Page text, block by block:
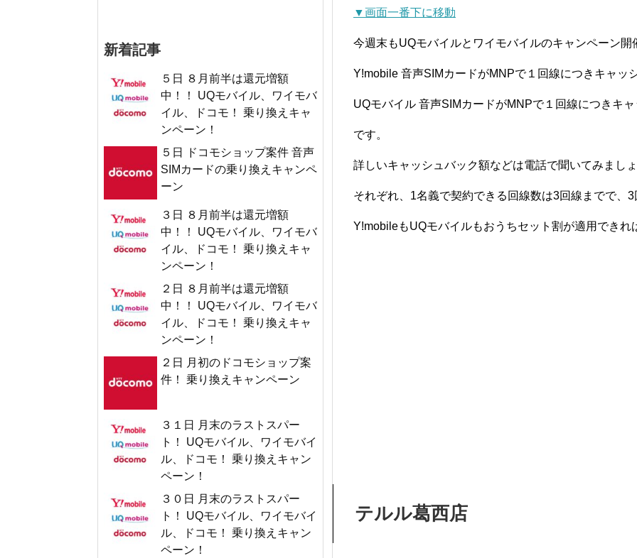
▼画面一番下に移動
今週末もUQモバイルとワイモバイルのキャンペーン開
Y!mobile 音声SIMカードがMNPで１回線につきキャッ
UQモバイル 音声SIMカードがMNPで１回線につきキ
です。
詳しいキャッシュバック額などは電話で聞いてみましょ
それぞれ、1名義で契約できる回線数は3回線までで、3
Y!mobileもUQモバイルもおうちセット割が適用できれ
テルル葛西店
新着記事
５日 ８月前半は還元増額
中！！ UQモバイル、ワイモバ
イル、ドコモ！ 乗り換えキャ
ンペーン！
５日 ドコモショップ案件 音声
SIMカードの乗り換えキャンペ
ーン
３日 ８月前半は還元増額
中！！ UQモバイル、ワイモバ
イル、ドコモ！ 乗り換えキャ
ンペーン！
２日 ８月前半は還元増額
中！！ UQモバイル、ワイモバ
イル、ドコモ！ 乗り換えキャ
ンペーン！
２日 月初のドコモショップ案
件！ 乗り換えキャンペーン
３１日 月末のラストスパー
ト！ UQモバイル、ワイモバイ
ル、ドコモ！ 乗り換えキャン
ペーン！
３０日 月末のラストスパー
ト！ UQモバイル、ワイモバイ
ル、ドコモ！ 乗り換えキャン
ペーン！